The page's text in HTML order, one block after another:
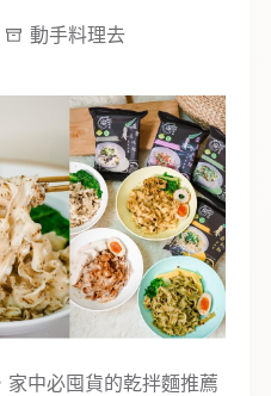
動手料理去
家中必囤貨的乾拌麵推薦